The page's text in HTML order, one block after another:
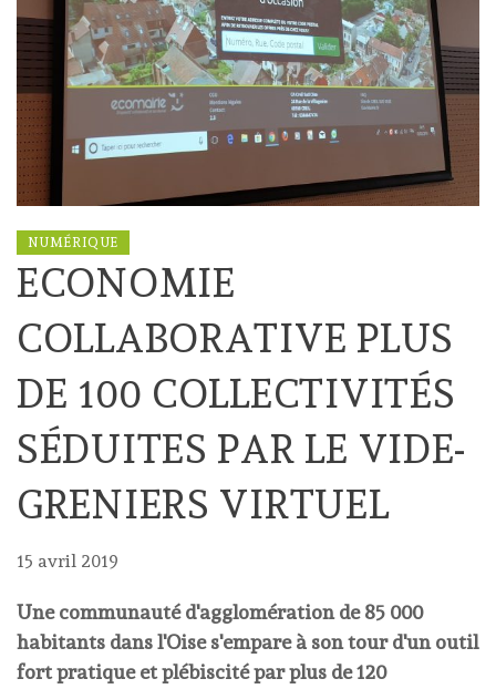
NUMÉRIQUE
ECONOMIE
COLLABORATIVE PLUS
DE 100 COLLECTIVITÉS
SÉDUITES PAR LE VIDE-
GRENIERS VIRTUEL
15 avril 2019
Une communauté d'agglomération de 85 000
habitants dans l'Oise s'empare à son tour d'un outil
fort pratique et plébiscité par plus de 120